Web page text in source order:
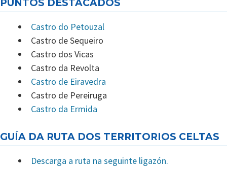
PUNTOS DESTACADOS
Castro do Petouzal
Castro de Sequeiro
Castro dos Vicas
Castro da Revolta
Castro de Eiravedra
Castro de Pereiruga
Castro da Ermida
GUÍA DA RUTA DOS TERRITORIOS CELTAS
Descarga a ruta na seguinte ligazón.